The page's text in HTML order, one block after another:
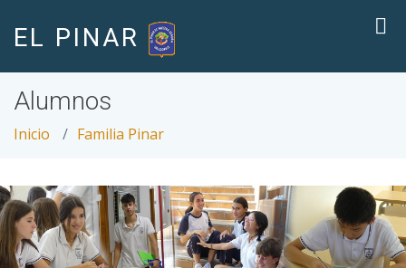
EL PINAR
Alumnos
Inicio Familia Pinar